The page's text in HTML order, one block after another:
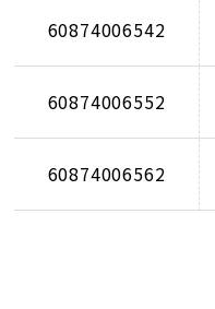
60874006542
60874006552
60874006562